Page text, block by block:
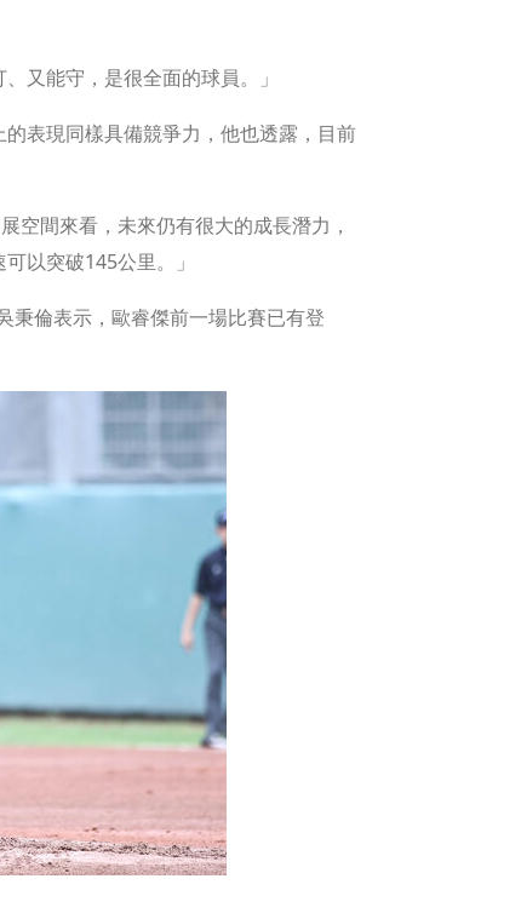
又能守，是很全面的球員。」
表現同樣具備競爭力，他也透露，目前
空間來看，未來仍有很大的成長潛力，
以突破145公里。」
秉倫表示，歐睿傑前一場比賽已有登